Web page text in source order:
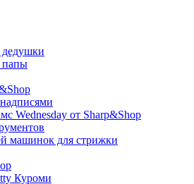
папы
Wednesday от Sharp&Shop
машинок для стрижки
Куроми